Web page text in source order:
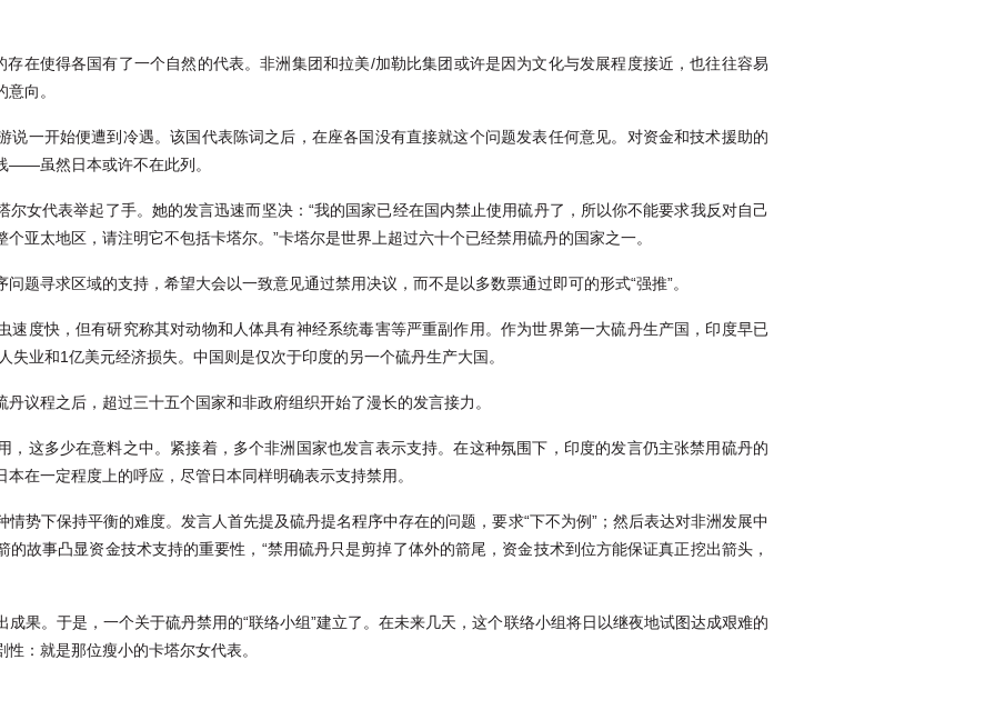
存在使得各国有了一个自然的代表。非洲集团和拉美/加勒比集团或许是因为文化与发展程度接近，也往往容易
向。
说一开始便遭到冷遇。该国代表陈词之后，在座各国没有直接就这个问题发表任何意见。对资金和技术援助的
——虽然日本或许不在此列。
尔女代表举起了手。她的发言迅速而坚决：“我的国家已经在国内禁止使用硫丹了，所以你不能要求我反对自己
亚太地区，请注明它不包括卡塔尔。”卡塔尔是世界上超过六十个已经禁用硫丹的国家之一。
题寻求区域的支持，希望大会以一致意见通过禁用决议，而不是以多数票通过即可的形式“强推”。
速度快，但有研究称其对动物和人体具有神经系统毒害等严重副作用。作为世界第一大硫丹生产国，印度早已
失业和1亿美元经济损失。中国则是仅次于印度的另一个硫丹生产大国。
议程之后，超过三十五个国家和非政府组织开始了漫长的发言接力。
，这多少在意料之中。紧接着，多个非洲国家也发言表示支持。在这种氛围下，印度的发言仍主张禁用硫丹的
在一定程度上的呼应，尽管日本同样明确表示支持禁用。
势下保持平衡的难度。发言人首先提及硫丹提名程序中存在的问题，要求“下不为例”；然后表达对非洲发展中
故事凸显资金技术支持的重要性，“禁用硫丹只是剪掉了体外的箭尾，资金技术到位方能保证真正挖出箭头，
果。于是，一个关于硫丹禁用的“联络小组”建立了。在未来几天，这个联络小组将日以继夜地试图达成艰难的
：就是那位瘦小的卡塔尔女代表。